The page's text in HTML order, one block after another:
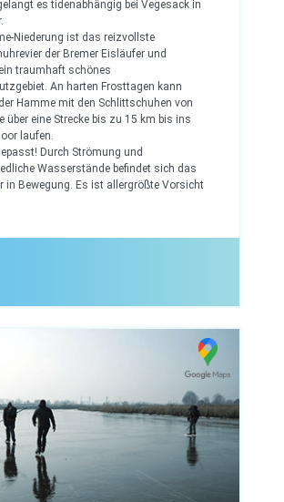
es tidenabhängig bei Vegesack in
Niederung ist das reizvollste
der Bremer Eisläufer und
traumhaft schönes
An harten Frosttagen kann
Hamme mit den Schlittschuhen von
über eine Strecke bis zu 15 km bis ins
laufen.
Durch Strömung und
Wasserstände befindet sich das
in Bewegung. Es ist allergrößte Vorsicht